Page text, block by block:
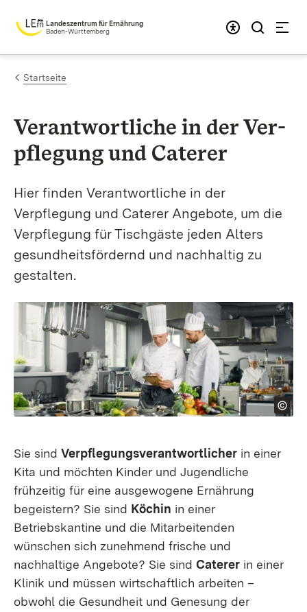
Zum Inhalt springen
Landeszentrum für Ernährung
Baden-Württemberg
Startseite
Verantwort­liche in der Ver­
pfle­gung und Ca­ter­er
Hier finden Verantwortliche in der
Verpflegung und Caterer Angebote, um die
Verpflegung für Tischgäste jeden Alters
gesundheitsfördernd und nachhaltig zu
gestalten.
Sie sind Verpflegungsverantwortlicher in einer
Kita und möchten Kinder und Jugendliche
frühzeitig für eine ausgewogene Ernährung
begeistern? Sie sind Köchin in einer
Betriebskantine und die Mitarbeitenden
wünschen sich zunehmend frische und
nachhaltige Angebote? Sie sind Caterer in einer
Klinik und müssen wirtschaftlich arbeiten –
obwohl die Gesundheit und Genesung der